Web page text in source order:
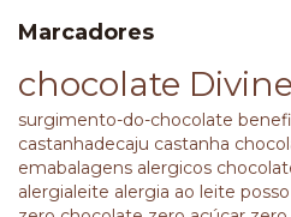
Marcadores
chocolate
surgimento-do-chocolate
castanhadecaju castanha
emabalagens alergicos
alergialeite alergia ao leite